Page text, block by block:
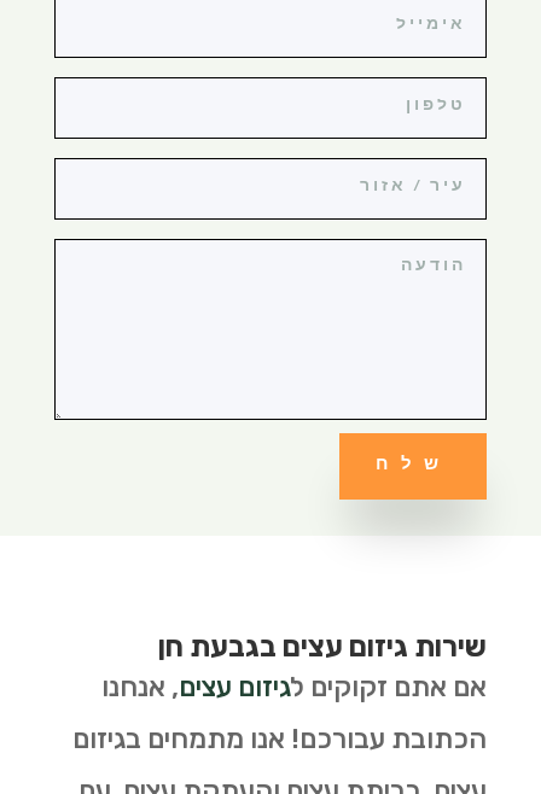
שלח
שירות גיזום עצים בגבעת חן
אם אתם זקוקים לגיזום עצים, אנחנו
הכתובת עבורכם! אנו מתמחים בגיזום